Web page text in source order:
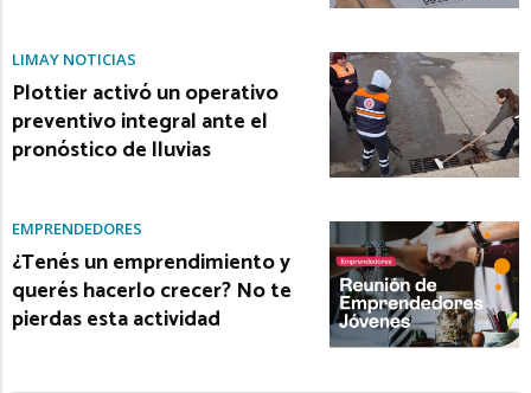
LIMAY NOTICIAS
Plottier activó un operativo
preventivo integral ante el
pronóstico de lluvias
EMPRENDEDORES
¿Tenés un emprendimiento y
querés hacerlo crecer? No te
pierdas esta actividad